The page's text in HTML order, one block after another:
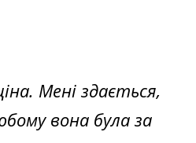
Мені здається,
вона була за